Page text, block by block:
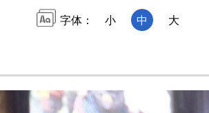
字体： 小 中 大